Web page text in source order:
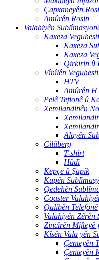
Çapxaneyên
Amûrên Rosin
Valahiyên
Kaxeza
Kaxeza
Kaxeza
Qirkirin û
Vînîlên
HTV
Amûrên
Pelê Teflonê û
Xemilandinên
Alayên
Cilûberg
T-shirt
Hûdî
Kepçe û Şapik
Kupên
Qedehên
Coaster
Qalibên
Valahiyên Zêrên
Zincîrên Mifteyê
Kîsên Vala yên
Çenteyên
Çenteyên